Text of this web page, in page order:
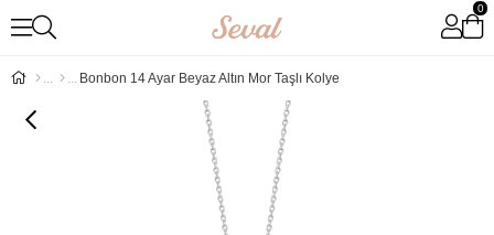
0
Bonbon 14 Ayar Beyaz Altın Mor Taşlı Kolye